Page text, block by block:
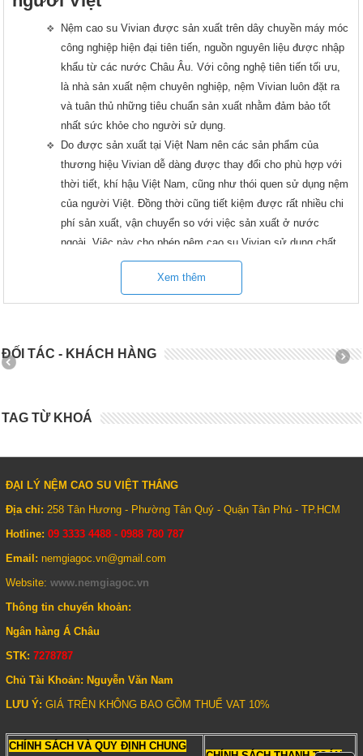
Nệm cao su Vivian được sản xuất trên dây chuyền máy móc
công nghiệp hiện đại tiên tiến, nguồn nguyên liệu được nhập
khẩu từ các nước Châu Âu. Với công nghệ tiên tiến tối ưu,
là nhà sản xuất nệm chuyên nghiệp, nệm Vivian luôn đặt ra
và tuân thủ những tiêu chuẩn sản xuất nhằm đảm bảo tốt
nhất sức khỏe cho người sử dụng.
Do được sản xuất tại Việt Nam nên các sản phẩm của
thương hiệu Vivian dễ dàng được thay đổi cho phù hợp với
thời tiết, khí hậu Việt Nam, cũng như thói quen sử dụng nệm
của người Việt. Đồng thời cũng tiết kiệm được rất nhiều chi
phí sản xuất, vận chuyển so với việc sản xuất ở nước
ngoài. Việc này cho phép nệm cao su Vivian sử dụng chất
liệu tốt nhất và quy trình sản xuất khắt khe nhất mà giá thành
sản phẩm vẫn phù hợp với người tiêu dùng Việt Nam.
Nệm cao su Vivian hỗ trợ và tiện nghi
Sản phẩm củanệm Vivianluôn đảm bảo về chất lượng và
cách độc lập, để không làm bạn và người nằm bên cạnh tỉnh
Tất cả những gì chúng tôi làm được chi phối bởi một loạt
những giá trị thương hiệu mạnh mẽ: niềm đam mê của khách
hàng, sự nổi trội, đón đầu cho phong cách sống. Đến với Đại
sự lựa chọn của bạn.
Xem thêm
ĐỐI TÁC - KHÁCH HÀNG
TAG TỪ KHOÁ
ĐẠI LÝ NỆM CAO SU VIỆT THẮNG
Địa chỉ: 258 Tân Hương - Phường Tân Quý - Quận Tân Phú - TP.HCM
Hotline: 09 3333 4488 - 0988 780 787
Email: nemgiagoc.vn@gmail.com
Website: www.nemgiagoc.vn
Thông tin chuyển khoản:
Ngân hàng Á Châu
STK: 7278787
Chủ Tài Khoản: Nguyễn Văn Nam
LƯU Ý: GIÁ TRÊN KHÔNG BAO GỒM THUẾ VAT 10%
CHÍNH SÁCH VÀ QUY ĐỊNH CHUNG